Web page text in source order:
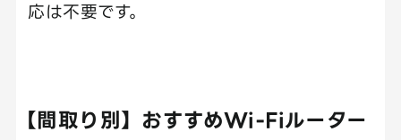
応は不要です。
【間取り別】おすすめWi-Fiルーター